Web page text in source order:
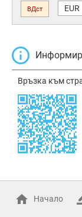
ВДст EUR
Връзка към
Начало